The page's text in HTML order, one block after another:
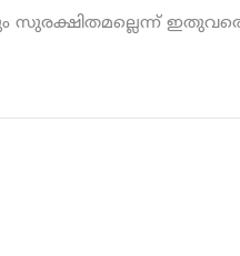
സുരക്ഷിതമല്ലെന്ന്